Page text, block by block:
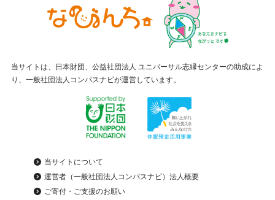
当サイトは、日本財団、公益社団法人 ユニバーサル志縁センターの助成によ
り、一般社団法人コンパスナビが運営しています。
当サイトについて
運営者（一般社団法人コンパスナビ）法人概要
ご寄付・ご支援のお願い